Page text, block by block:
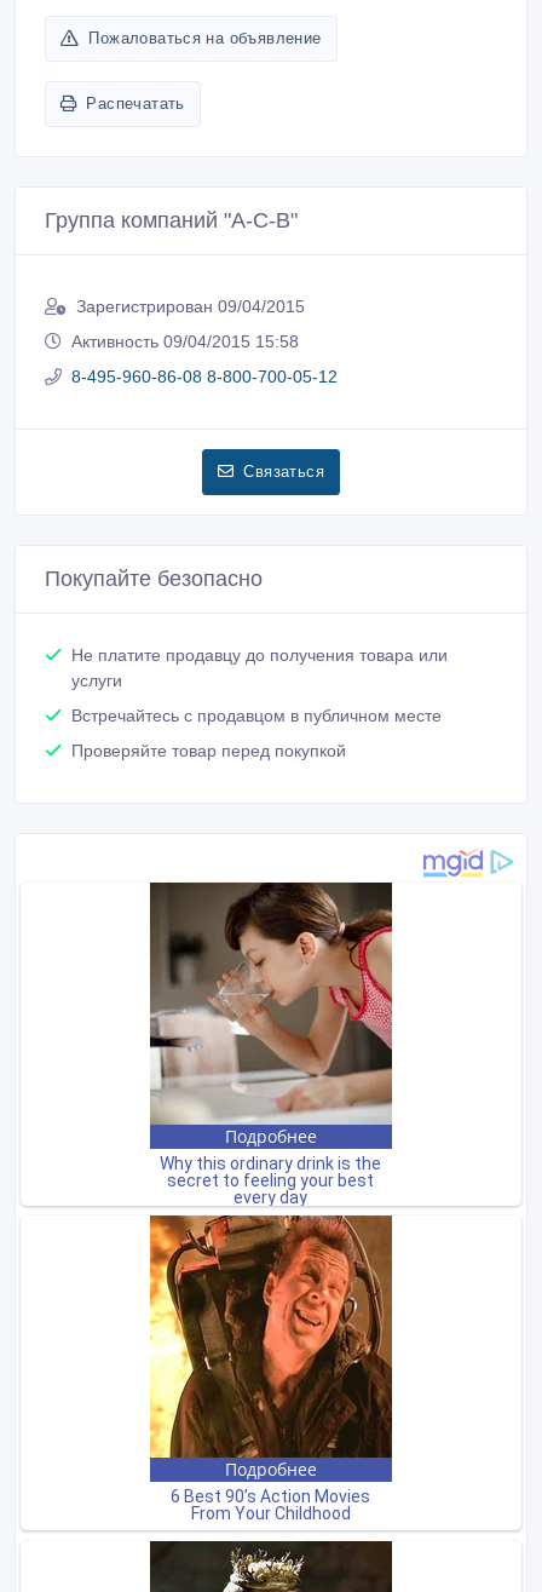
Пожаловаться на объявление
Распечатать
Группа компаний "А-С-В"
Зарегистрирован 09/04/2015
Активность 09/04/2015 15:58
8-495-960-86-08 8-800-700-05-12
Связаться
Покупайте безопасно
Не платите продавцу до получения товара или
услуги
Встречайтесь с продавцом в публичном месте
Проверяйте товар перед покупкой